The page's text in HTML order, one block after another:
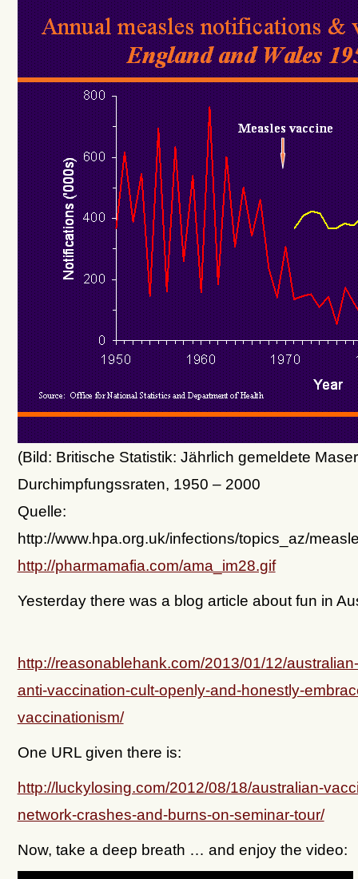
(Bild: Britische Statistik: Jährlich gemeldete
Durchimpfungssraten, 1950 – 2000
Quelle:
http://www.hpa.org.uk/infections/topics_az/
http://pharmamafia.com/ama_im28.gif
Yesterday there was a blog article about fun in
http://reasonablehank.com/2013/01/12/
anti-vaccination-cult-openly-and-honestly-
vaccinationism/
One URL given there is:
http://luckylosing.com/2012/08/18/australian-
network-crashes-and-burns-on-seminar-tour/
Now, take a deep breath … and enjoy the video: